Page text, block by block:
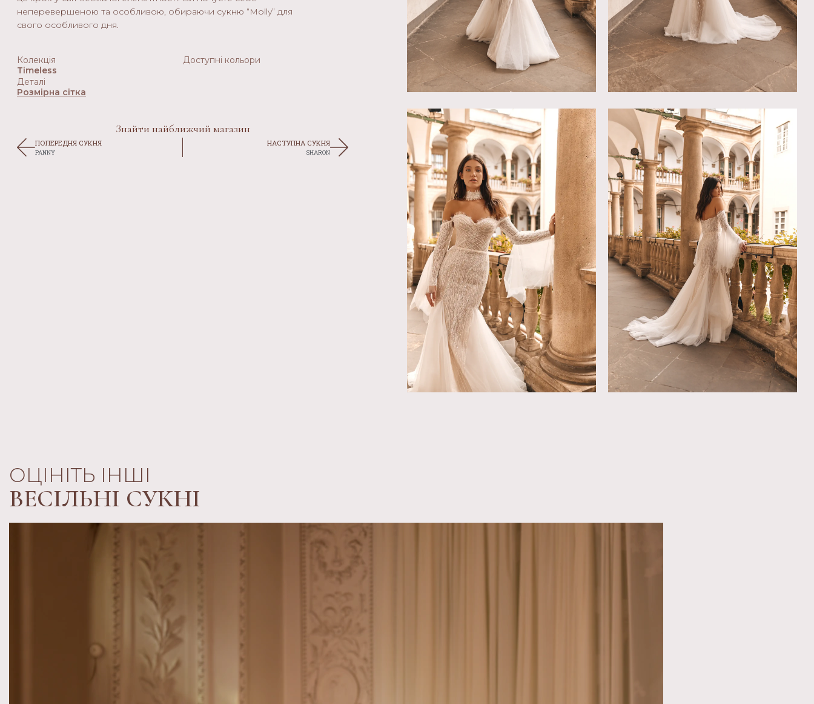
неперевершеною та особливою, обираючи сукню “Molly” для
свого особливого дня.
Колекція
Timeless
Доступні кольори
Деталі
Розмірна сітка
Знайти найближчий магазин
ПОПЕРЕДНЯ СУКНЯ
PANNY
НАСТУПНА СУКНЯ
SHARON
ОЦІНІТЬ ІНШІ
ВЕСІЛЬНІ СУКНІ